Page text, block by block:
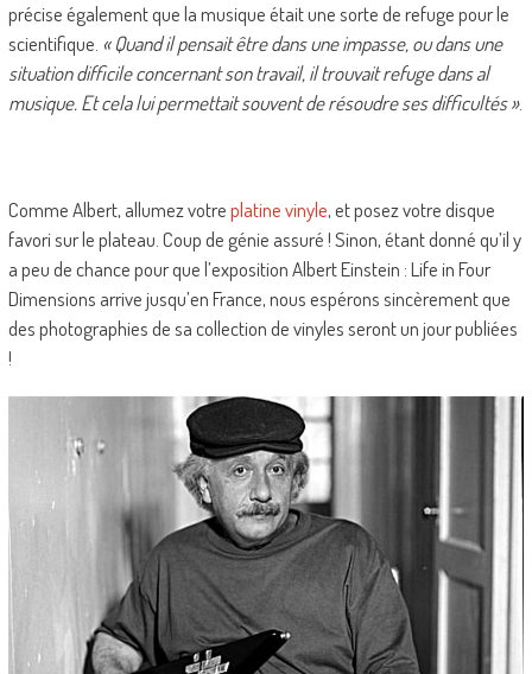
précise également que la musique était une sorte de refuge pour le
scientifique. « Quand il pensait être dans une impasse, ou dans une
situation difficile concernant son travail, il trouvait refuge dans al
musique. Et cela lui permettait souvent de résoudre ses difficultés ».
Comme Albert, allumez votreplatine vinyle, et posez votre disque
favori sur le plateau. Coup de génie assuré ! Sinon, étant donné qu’il y
a peu de chance pour que l’exposition Albert Einstein : Life in Four
Dimensions arrive jusqu’en France, nous espérons sincèrement que
des photographies de sa collection de vinyles seront un jour publiées
!